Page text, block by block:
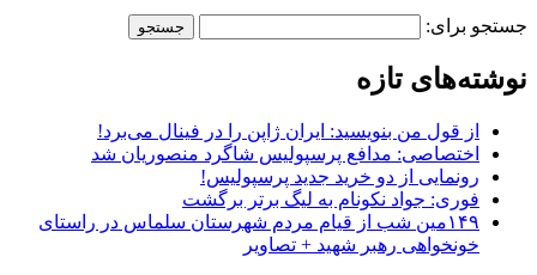
جستجو برای:
نوشته‌های تازه
از قول من بنویسید: ایران ژاپن را در فینال می‌برد!
اختصاصی: مدافع پرسپولیس شاگرد منصوریان شد
رونمایی از دو خرید جدید پرسپولیس!
فوری: جواد نکونام به لیگ برتر برگشت
۱۴۹مین شب از قیام مردم شهرستان سلماس در راستای
خونخواهی رهبر شهید + تصاویر